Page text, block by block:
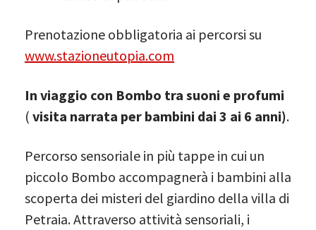
Prenotazione obbligatoria ai percorsi su
www.stazioneutopia.com
In viaggio con Bombo tra suoni e profumi
( visita narrata per bambini dai 3 ai 6 anni).
Percorso sensoriale in più tappe in cui un
piccolo Bombo accompagnerà i bambini alla
scoperta dei misteri del giardino della villa di
Petraia. Attraverso attività sensoriali, i